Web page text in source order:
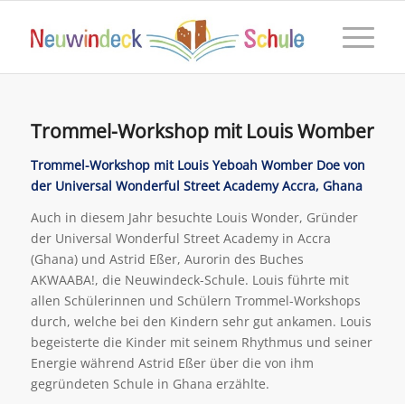
Trommel-Workshop mit Louis Womber
Trommel-Workshop mit Louis Yeboah Womber Doe von
der Universal Wonderful Street Academy Accra, Ghana
Auch in diesem Jahr besuchte Louis Wonder, Gründer
der Universal Wonderful Street Academy in Accra
(Ghana) und Astrid Eßer, Aurorin des Buches
AKWAABA!, die Neuwindeck-Schule. Louis führte mit
allen Schülerinnen und Schülern Trommel-Workshops
durch, welche bei den Kindern sehr gut ankamen. Louis
begeisterte die Kinder mit seinem Rhythmus und seiner
Energie während Astrid Eßer über die von ihm
gegründeten Schule in Ghana erzählte.